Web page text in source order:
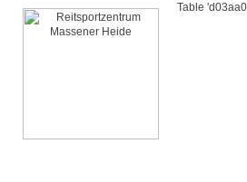
Table